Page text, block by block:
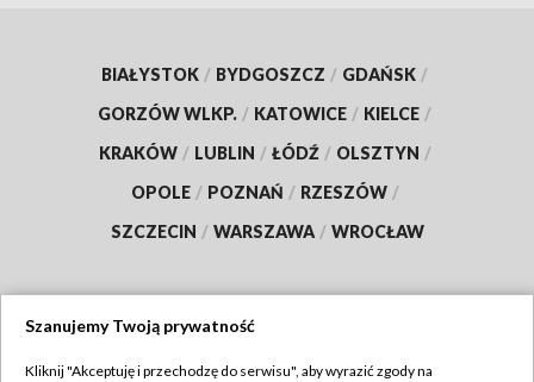
BIAŁYSTOK / BYDGOSZCZ / GDAŃSK /
GORZÓW WLKP. / KATOWICE / KIELCE /
KRAKÓW / LUBLIN / ŁÓDŹ / OLSZTYN /
OPOLE / POZNAŃ / RZESZÓW /
SZCZECIN / WARSZAWA / WROCŁAW
Szanujemy Twoją prywatność
Kliknij "Akceptuję i przechodzę do serwisu", aby wyrazić zgody na